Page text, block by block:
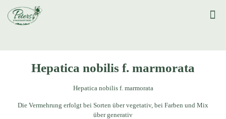
Hepatica nobilis f. marmorata
Hepatica nobilis f. marmorata
Die Vermehrung erfolgt bei Sorten über vegetativ, bei Farben und Mix
über generativ